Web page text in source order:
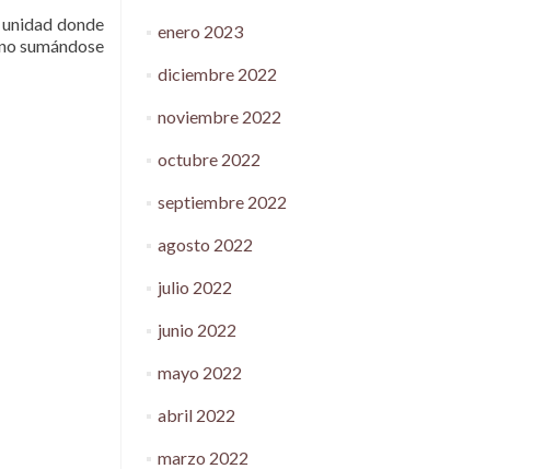
donde
sumándose
enero 2023
diciembre 2022
noviembre 2022
octubre 2022
septiembre 2022
agosto 2022
julio 2022
junio 2022
mayo 2022
abril 2022
marzo 2022